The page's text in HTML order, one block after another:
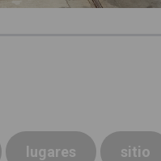
lugares sitio